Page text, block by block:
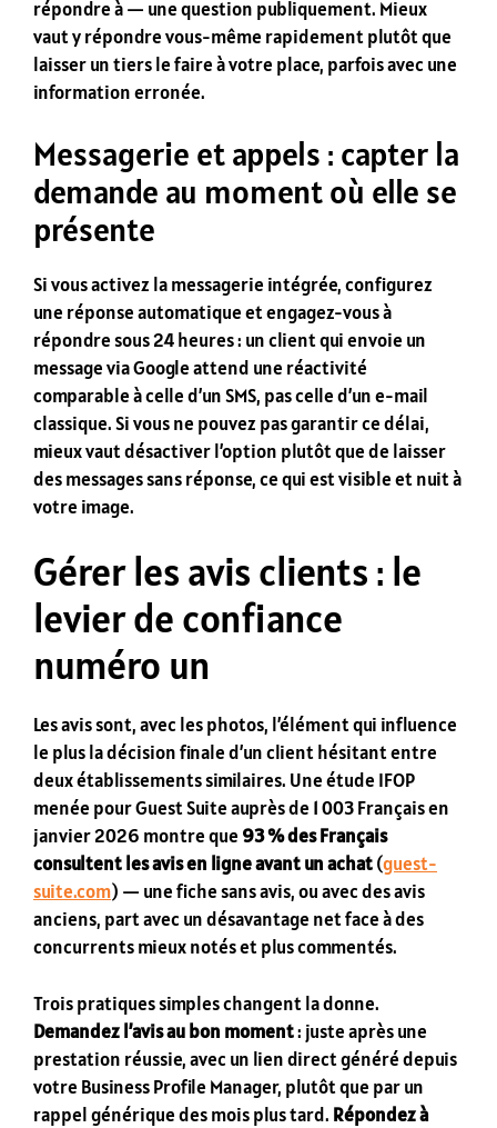
répondre à — une question publiquement. Mieux
vaut y répondre vous-même rapidement plutôt que
laisser un tiers le faire à votre place, parfois avec une
information erronée.
Messagerie et appels : capter la
demande au moment où elle se
présente
Si vous activez la messagerie intégrée, configurez
une réponse automatique et engagez-vous à
répondre sous 24 heures : un client qui envoie un
message via Google attend une réactivité
comparable à celle d’un SMS, pas celle d’un e-mail
classique. Si vous ne pouvez pas garantir ce délai,
mieux vaut désactiver l’option plutôt que de laisser
des messages sans réponse, ce qui est visible et nuit à
votre image.
Gérer les avis clients : le
levier de confiance
numéro un
Les avis sont, avec les photos, l’élément qui influence
le plus la décision finale d’un client hésitant entre
deux établissements similaires. Une étude IFOP
menée pour Guest Suite auprès de 1 003 Français en
janvier 2026 montre que 93 % des Français
consultent les avis en ligne avant un achat(guest-
suite.com) — une fiche sans avis, ou avec des avis
anciens, part avec un désavantage net face à des
concurrents mieux notés et plus commentés.
Trois pratiques simples changent la donne.
Demandez l’avis au bon moment: juste après une
prestation réussie, avec un lien direct généré depuis
votre Business Profile Manager, plutôt que par un
rappel générique des mois plus tard. Répondez à